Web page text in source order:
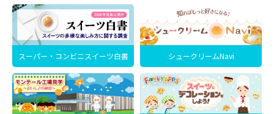
スーパー・コンビニスイーツ白書 シュークリームNavi